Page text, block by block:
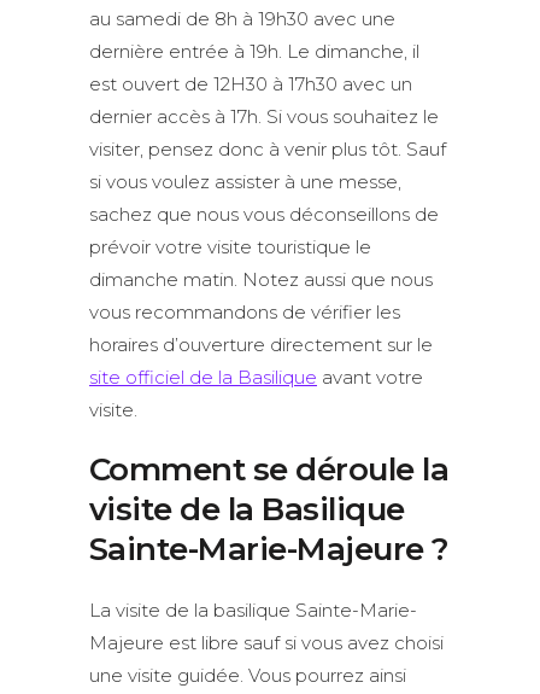
au samedi de 8h à 19h30 avec une
dernière entrée à 19h. Le dimanche, il
est ouvert de 12H30 à 17h30 avec un
dernier accès à 17h. Si vous souhaitez le
visiter, pensez donc à venir plus tôt. Sauf
si vous voulez assister à une messe,
sachez que nous vous déconseillons de
prévoir votre visite touristique le
dimanche matin. Notez aussi que nous
vous recommandons de vérifier les
horaires d’ouverture directement sur le
site officiel de la Basilique avant votre
visite.
Comment se déroule la
visite de la Basilique
Sainte-Marie-Majeure ?
La visite de la basilique Sainte-Marie-
Majeure est libre sauf si vous avez choisi
une visite guidée. Vous pourrez ainsi